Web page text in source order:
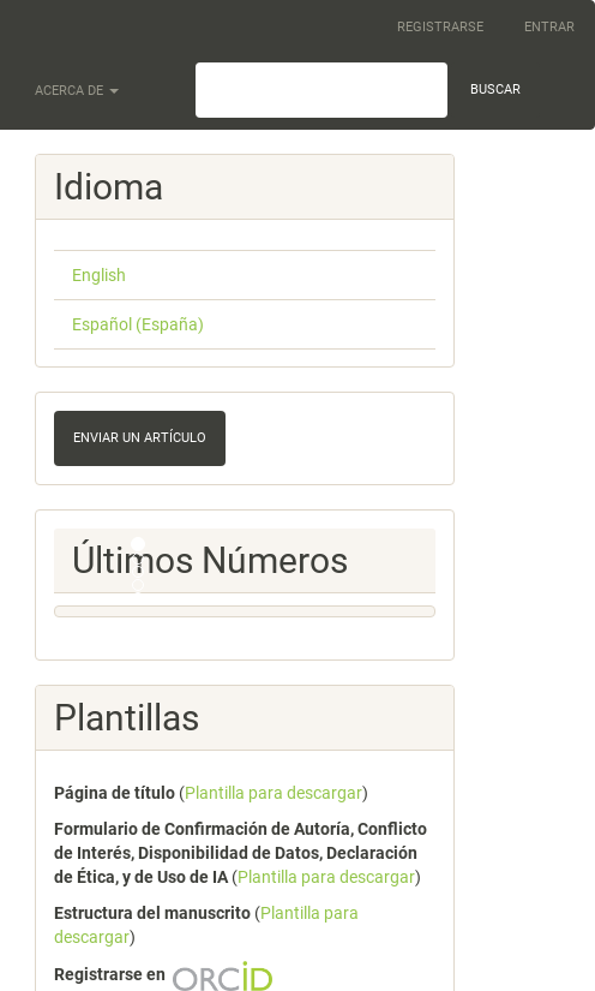
REGISTRARSE ENTRAR
ACERCA DE BUSCAR
Idioma
English
Español (España)
Enviar
un
artículo
ENVIAR UN ARTÍCULO
Ultimos
Numeros
Últimos Números
Plantillas
Página de título (Plantilla para descargar)
Formulario de Confirmación de Autoría, Conflicto
de Interés, Disponibilidad de Datos, Declaración
de Ética, y de Uso de IA (Plantilla para descargar)
Estructura del manuscrito (Plantilla para
descargar)
Registrarse en